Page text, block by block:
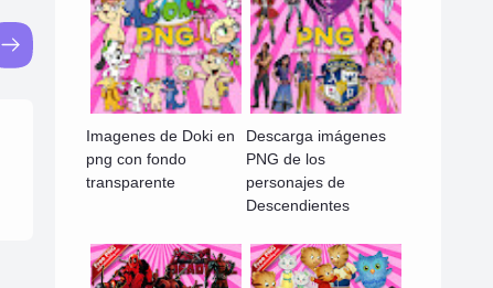
Imagenes de Doki en
png con fondo
transparente
Descarga imágenes
PNG de los
personajes de
Descendientes